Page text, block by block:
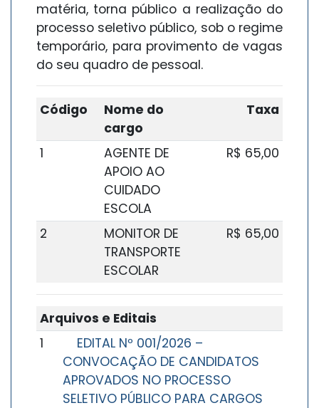
matéria, torna público a realização do
processo seletivo público, sob o regime
temporário, para provimento de vagas
do seu quadro de pessoal.
Código
Nome do
cargo
Taxa
1
AGENTE DE
APOIO AO
CUIDADO
ESCOLA
R$ 65,00
2
MONITOR DE
TRANSPORTE
ESCOLAR
R$ 65,00
Arquivos e Editais
1
EDITAL Nº 001/2026 –
CONVOCAÇÃO DE CANDIDATOS
APROVADOS NO PROCESSO
SELETIVO PÚBLICO PARA CARGOS